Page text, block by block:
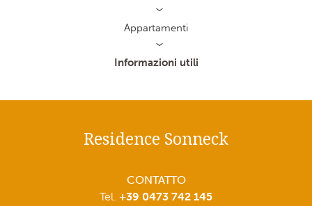
Appartamenti
Informazioni utili
Residence Sonneck
CONTATTO
Tel. +39 0473 742 145